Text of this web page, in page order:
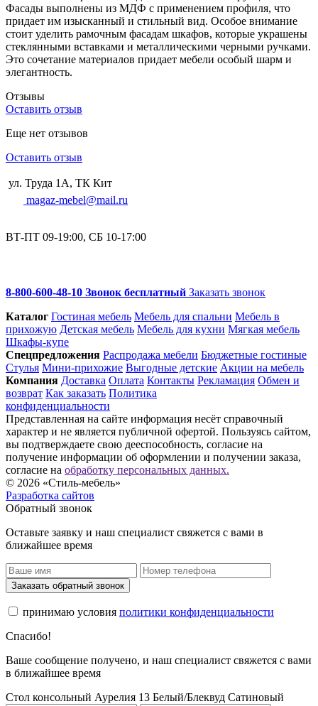
Фасады выполнены из МДФ с применением профиля, что
придает им изысканный и стильный вид. Особое внимание
стоит уделить рамочным фасадам шкафов, которые украшены
стеклянными вставками и металлическими черными ручками.
Это сочетание материалов придает мебели особый шарм и
элегантность.
Отзывы
Оставить отзыв
Еще нет отзывов
Оставить отзыв
ул. Труда 1А, ТК Кит
magaz-mebel@mail.ru
ВТ-ПТ 09-19:00, СБ 10-17:00
8-800-600-48-10 Звонок бесплатный Заказать звонок
Каталог Гостиная мебель Мебель для спальни Мебель в
прихожую Детская мебель Мебель для кухни Мягкая мебель
Шкафы-купе
Спец­предложения Распродажа мебели Бюджетные гостиные
Стулья Мини-прихожие Выгодные детские Акции на мебель
Компания Доставка Оплата Контакты Рекламация Обмен и
возврат Как заказать Политика
конфиденциальности
Представленная на сайте информация несёт справочный
характер и не является публичной офертой. Пользуясь сайтом,
вы подтверждаете свою дееспособность, согласие на
получение информации об оформлении и получении заказа,
согласие на обработку персональных данных.
© 2026 «Стиль-мебель»
Разработка сайтов
Обратный звонок
Оставьте заявку и наш специалист свяжется с вами в
ближайшее время
Заказать обратный звонок
принимаю условия политики конфиденциальности
Спасибо!
Ваше сообщение получено, и наш специалист свяжется с вами
в ближайшее время
Стол консольный Аурелия 13 Белый/Блеквуд Сатиновый